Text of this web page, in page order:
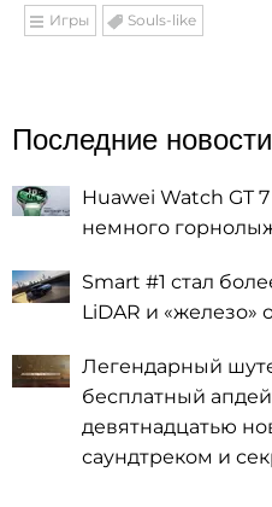
Игры Souls-like
Последние новости
Huawei Watch GT
немного
Smart #1 стал
LiDAR и «железо»
Легендарный
бесплатный
девятнадцатью
саундтреком и